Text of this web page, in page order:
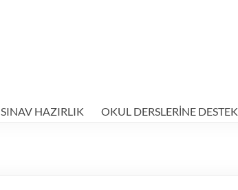
SINAV HAZIRLIK OKUL DERSLERİNE DESTEK